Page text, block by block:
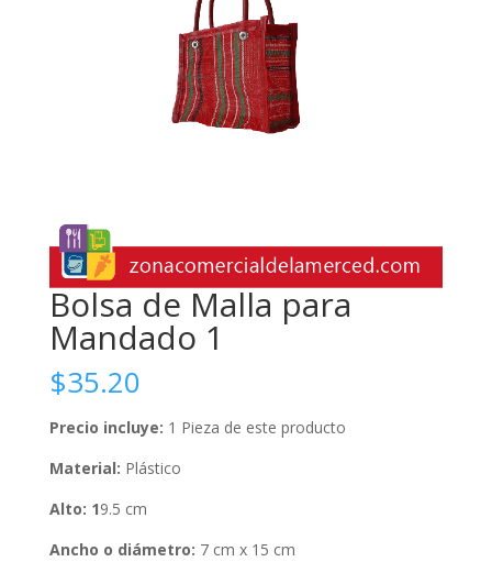
Bolsa de Malla para
Mandado 1
$35.20
Precio incluye: 1 Pieza de este producto
Material: Plástico
Alto: 19.5 cm
Ancho o diámetro: 7 cm x 15 cm